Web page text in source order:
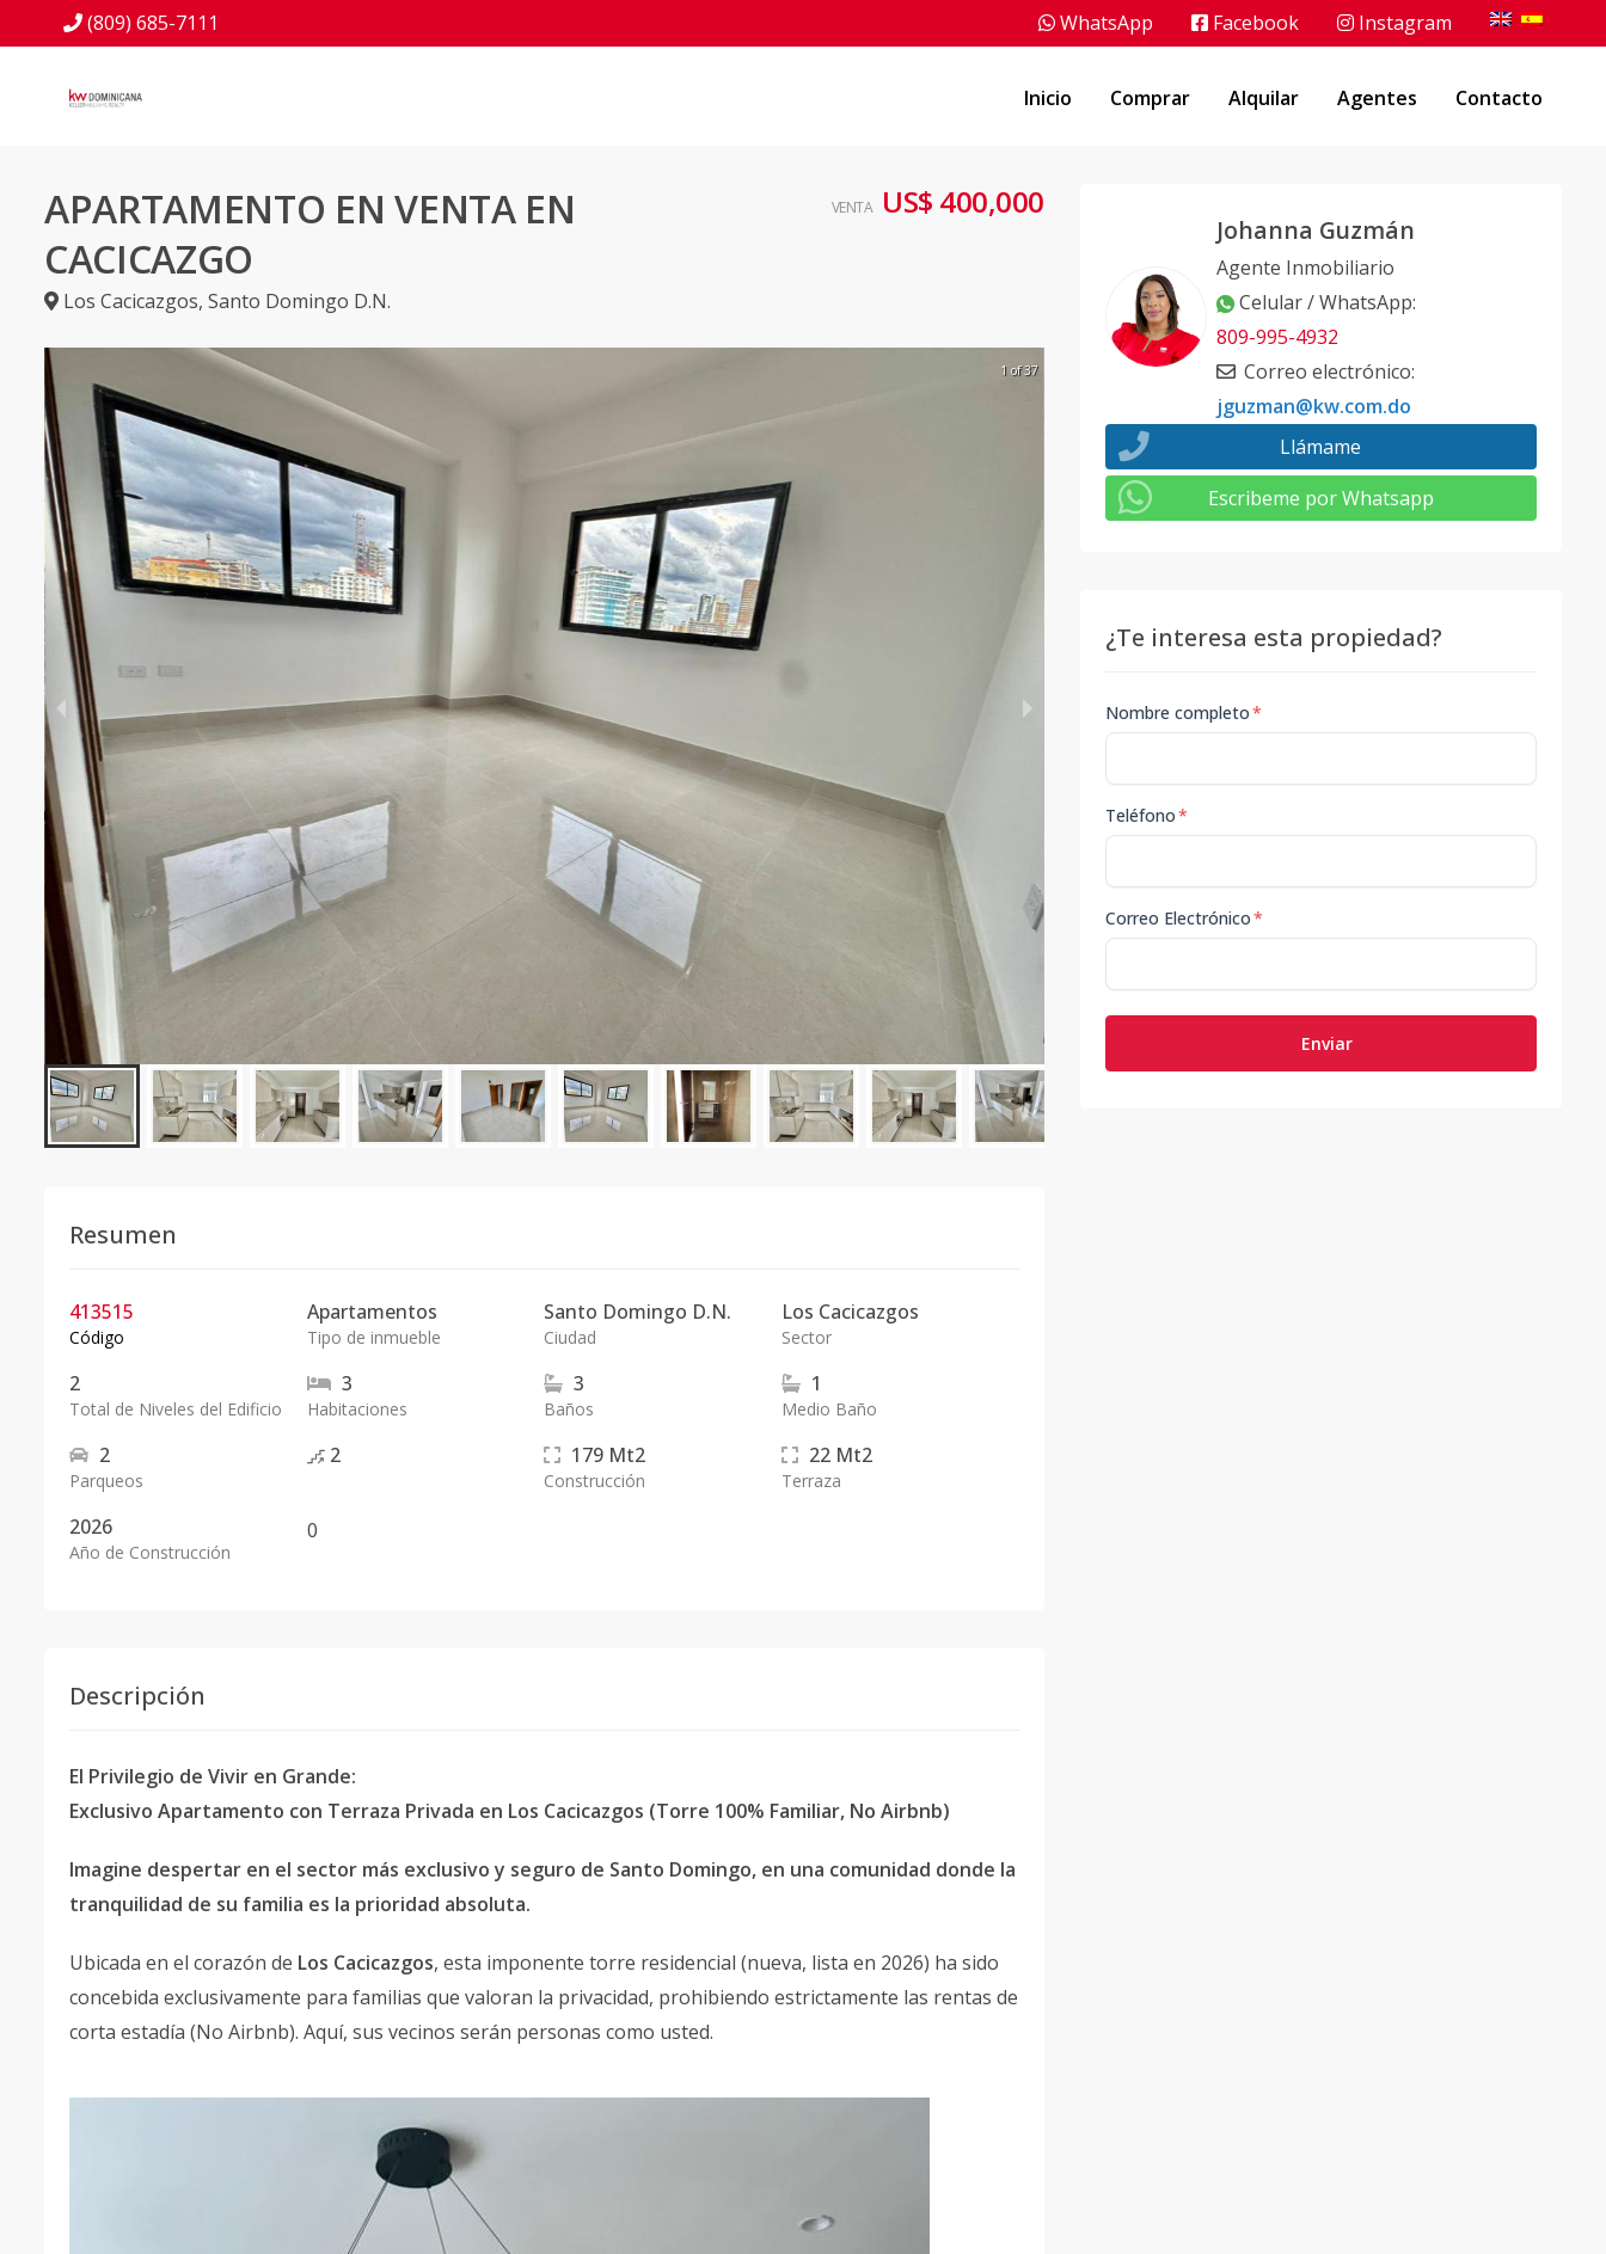
(809) 685-7111 WhatsApp Facebook Instagram
Inicio Comprar Alquilar Agentes Contacto
APARTAMENTO EN VENTA EN
CACICAZGO
Los Cacicazgos, Santo Domingo D.N.
VENTA US$ 400,000
1 of 37
Resumen
413515
Código
Apartamentos
Tipo de inmueble
Santo Domingo D.N.
Ciudad
Los Cacicazgos
Sector
2
Total de Niveles del Edificio
3
Habitaciones
3
Baños
1
Medio Baño
2
Parqueos
2 179 Mt2
Construcción
22 Mt2
Terraza
2026
Año de Construcción
0
Descripción
El Privilegio de Vivir en Grande:
Exclusivo Apartamento con Terraza Privada en Los Cacicazgos (Torre 100% Familiar, No Airbnb)
Imagine despertar en el sector más exclusivo y seguro de Santo Domingo, en una comunidad donde la
tranquilidad de su familia es la prioridad absoluta.
Ubicada en el corazón de Los Cacicazgos, esta imponente torre residencial (nueva, lista en 2026) ha sido
concebida exclusivamente para familias que valoran la privacidad, prohibiendo estrictamente las rentas de
corta estadía (No Airbnb). Aquí, sus vecinos serán personas como usted.
Johanna Guzmán
Agente Inmobiliario
Celular / WhatsApp:
809-995-4932
Correo electrónico:
jguzman@kw.com.do
Llámame
Escribeme por Whatsapp
¿Te interesa esta propiedad?
Nombre completo*
Teléfono*
Correo Electrónico*
Enviar